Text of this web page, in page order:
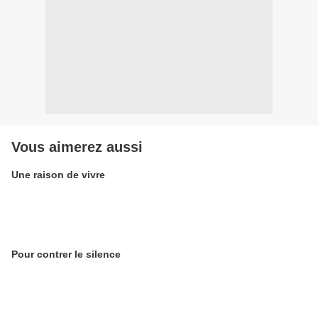
Vous aimerez aussi
Une raison de vivre
Pour contrer le silence